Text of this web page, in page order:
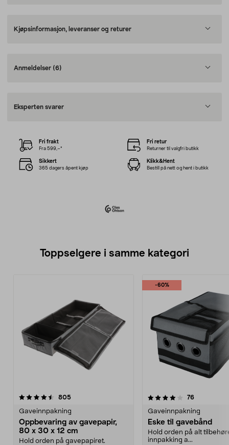
Kjøpsinformasjon, leveranser og returer
Anmeldelser (6)
Eksperten svarer
Fri frakt
Fra 599,–*
Fri retur
Returner til valgfri butikk
Sikkert
365 dagers åpent kjøp
Klikk&Hent
Bestill på nett og hent i butikk
Toppselgere i samme kategori
805anmeldelser
Gaveinnpakning
Oppbevaring av gavepapir,
80 x 30 x 12 cm
Hold orden på gavepapiret.
-60%
4.0 av 5 stjerner 76
Gaveinnpakning
Eske til gavebånd
Hold orden på alt
innpakking a...
4.5 av 5 stjerner